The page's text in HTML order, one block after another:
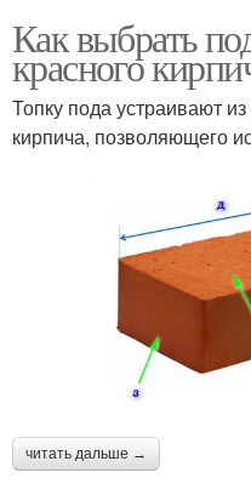
Как выбрать
красного
Топку пода устраивают
кирпича, позволяющего
читать дальше →